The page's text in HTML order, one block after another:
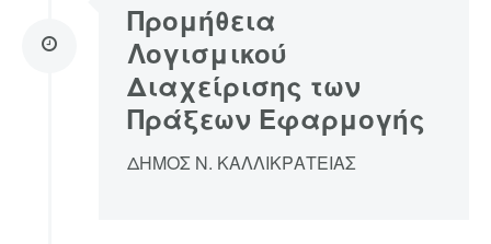
Προμήθεια
Λογισμικού
Διαχείρισης των
Πράξεων Εφαρμογής
ΔΗΜΟΣ Ν. ΚΑΛΛΙΚΡΑΤΕΙΑΣ